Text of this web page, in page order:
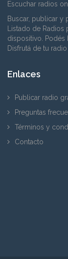
Escuchar radios
Buscar, publicar y
Listado de Radios
dispositivo. Podés
Disfrutá de tu radio
Enlaces
Publicar radio
Preguntas
Términos y
Contacto